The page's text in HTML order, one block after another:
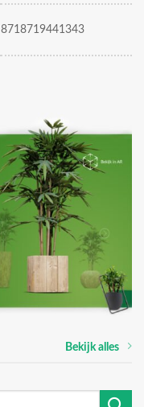
8718719441343
Bekijk alles